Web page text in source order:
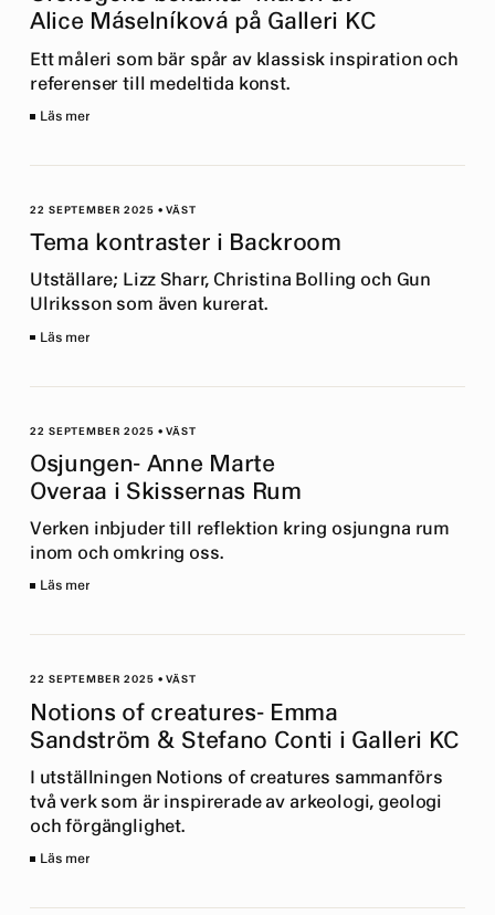
Alice Máselníková på Galleri KC
Ett måleri som bär spår av klassisk inspiration och
referenser till medeltida konst.
Läs mer
22 SEPTEMBER 2025 •VÄST
Tema kontraster i Backroom
Utställare; Lizz Sharr, Christina Bolling och Gun
Ulriksson som även kurerat.
Läs mer
22 SEPTEMBER 2025 •VÄST
Osjungen- Anne Marte
Overaa i Skissernas Rum
Verken inbjuder till reflektion kring osjungna rum
inom och omkring oss.
Läs mer
22 SEPTEMBER 2025 •VÄST
Notions of creatures- Emma
Sandström & Stefano Conti i Galleri KC
I utställningen Notions of creatures sammanförs
två verk som är inspirerade av arkeologi, geologi
och förgänglighet.
Läs mer